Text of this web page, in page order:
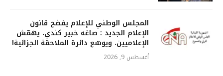
المجلس الوطني للإعلام يفضح قانون
الإعلام الجديد : صاغه خبير كندي، يهمّش
الإعلاميين، ويوسّع دائرة الملاحقة الجزائية!
أغسطس 9, 2026